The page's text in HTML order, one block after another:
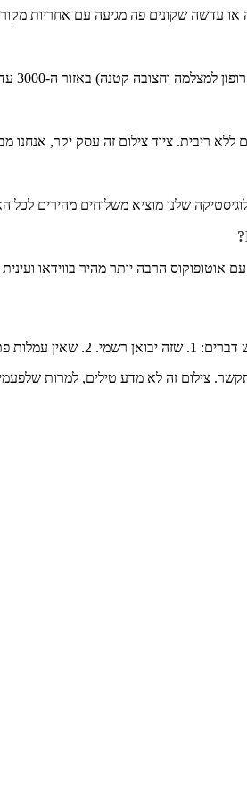
או עדשה שקונים פה מגיעה עם אחריות
עד 4000 שקל. לא צריך להשתגע בהתחלה על ציוד ב-10 אלף.
שלנו מוציא משלוחים מהירים לכל
אומר יבוא אפור מסין.
צילום זה לא מדע טילים, למרות